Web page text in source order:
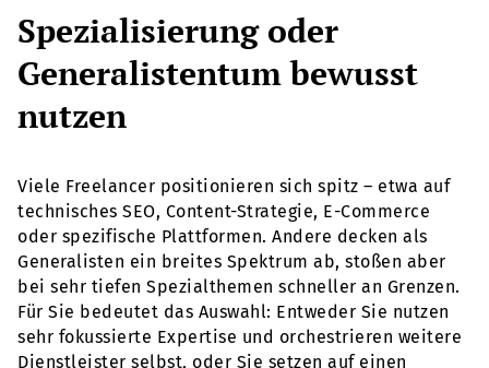
Spezialisierung oder
Generalistentum bewusst
nutzen
Viele Freelancer positionieren sich spitz – etwa auf
technisches SEO, Content-Strategie, E-Commerce
oder spezifische Plattformen. Andere decken als
Generalisten ein breites Spektrum ab, stoßen aber
bei sehr tiefen Spezialthemen schneller an Grenzen.
Für Sie bedeutet das Auswahl: Entweder Sie nutzen
sehr fokussierte Expertise und orchestrieren weitere
Dienstleister selbst, oder Sie setzen auf einen